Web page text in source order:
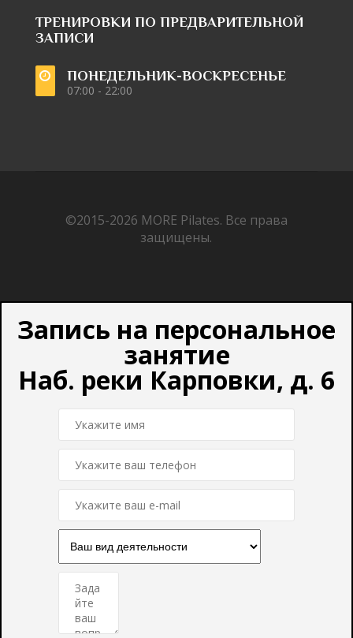
ТРЕНИРОВКИ ПО ПРЕДВАРИТЕЛЬНОЙ
ЗАПИСИ
ПОНЕДЕЛЬНИК-ВОСКРЕСЕНЬЕ
07:00 - 22:00
©2015-2026 MORE Pilates. Все права
защищены.
Запись на персональное
занятие
Наб. реки Карповки, д. 6